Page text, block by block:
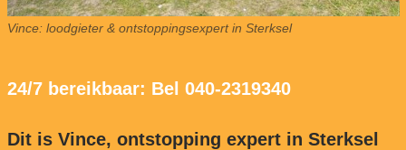
Vince: loodgieter & ontstoppingsexpert in Sterksel
24/7 bereikbaar: Bel 040-2319340
Dit is Vince, ontstopping expert in Sterksel